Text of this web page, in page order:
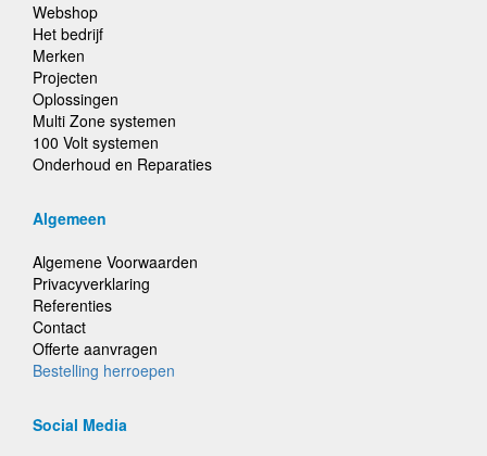
Webshop
Het bedrijf
Merken
Projecten
Oplossingen
Multi Zone systemen
100 Volt systemen
Onderhoud en Reparaties
Algemeen
Algemene Voorwaarden
Privacyverklaring
Referenties
Contact
Offerte aanvragen
Bestelling herroepen
Social Media